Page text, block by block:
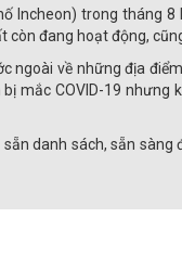
Incheon) trong tháng 8
còn đang hoạt động,
ngoài về những địa
mắc COVID-19 nhưng
danh sách, sẵn